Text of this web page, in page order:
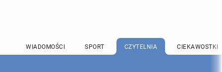
WIADOMOŚCI SPORT CZYTELNIA CIEKAWOSTKI